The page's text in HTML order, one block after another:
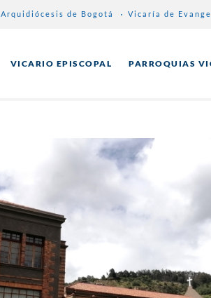
Arquidiócesis de Bogotá Vicaría de
VICARIO EPISCOPAL PARROQUIAS